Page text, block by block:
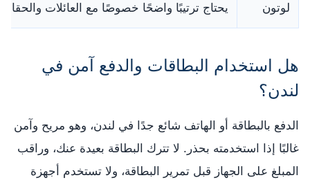
لوتون يحتاج ترتيبًا واضحًا خصوصًا مع العائلات
هل استخدام البطاقات والدفع آمن في
لندن؟
الدفع بالبطاقة أو الهاتف شائع جدًا في لندن، وهو مريح وآمن
غالبًا إذا استخدمته بحذر. لا تترك البطاقة بعيدة عنك، وراقب
المبلغ على الجهاز قبل تمرير البطاقة، ولا تستخدم أجهزة